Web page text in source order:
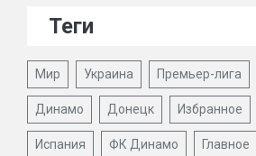
Теги
Мир Украина Премьер-лига
Динамо Донецк Избранное
Испания ФК Динамо Главное